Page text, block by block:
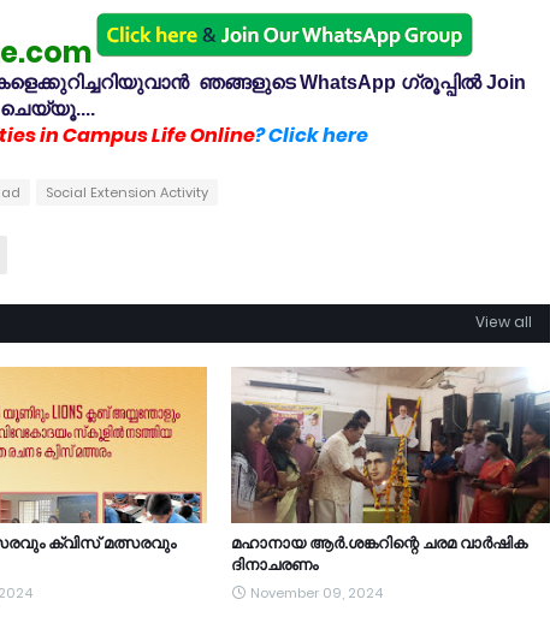
ഞങ്ങളുടെ WhatsApp ഗ്രൂപ്പിൽ Join
ചെയ്യൂ....
in Campus Life Online? Click here
Social Extension Activity
View all
ക്വിസ് മത്സരവും
മഹാനായ ആർ.ശങ്കറിന്റെ ചരമ വാർഷിക
ദിനാചരണം
November 09, 2024